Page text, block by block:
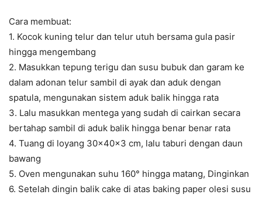
Cara membuat:
1. Kocok kuning telur dan telur utuh bersama gula pasir
hingga mengembang
2. Masukkan tepung terigu dan susu bubuk dan garam ke
dalam adonan telur sambil di ayak dan aduk dengan
spatula, mengunakan sistem aduk balik hingga rata
3. Lalu masukkan mentega yang sudah di cairkan secara
bertahap sambil di aduk balik hingga benar benar rata
4. Tuang di loyang 30x40x3 cm, lalu taburi dengan daun
bawang
5. Oven mengunakan suhu 160° hingga matang, Dinginkan
6. Setelah dingin balik cake di atas baking paper olesi susu